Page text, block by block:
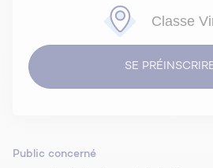
Classe
SE
Public concerné